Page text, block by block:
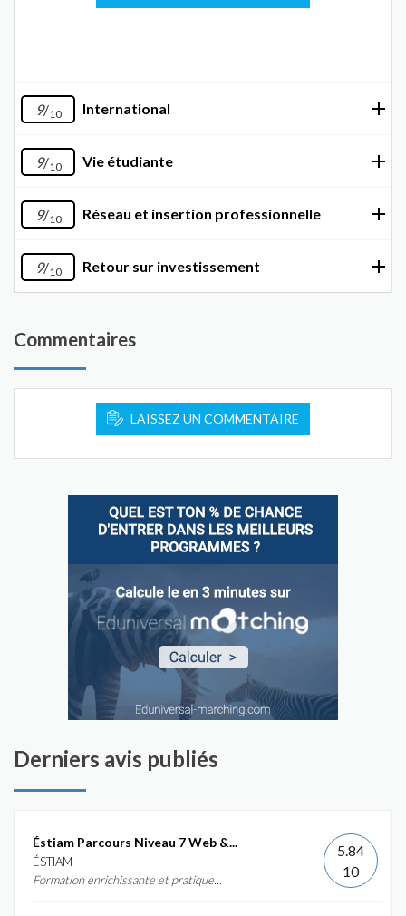
9/10 International
9/10 Vie étudiante
9/10 Réseau et insertion professionnelle
9/10 Retour sur investissement
Commentaires
LAISSEZ UN COMMENTAIRE
Derniers avis publiés
Éstiam Parcours Niveau 7 Web &...
ÉSTIAM
Formation enrichissante et pratique...
5.84
10